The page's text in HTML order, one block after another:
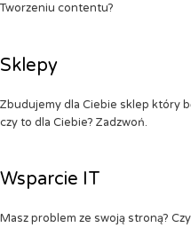
Tworzeniu contentu?
Sklepy
Zbudujemy dla Ciebie sklep który
czy to dla Ciebie? Zadzwoń.
Wsparcie IT
Masz problem ze swoją stroną?